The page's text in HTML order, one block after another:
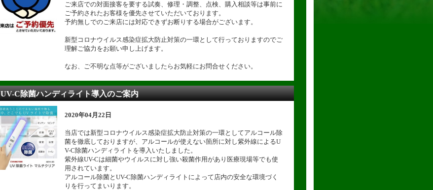
ご来店での対面接客を要する試奏、修理・調整、点検、購入相談等は事前に
ご予約されたお客様を優先させていただいております。
予約無しでのご来店には対応できずお断りする場合がございます。
新型コロナウイルス感染症拡大防止対策の一環として行っておりますのでご
理解ご協力をお願い申し上げます。
なお、ご不明な点等がございましたらお気軽にお問合せください。
UV-C除菌ハンディライト導入のご案内
2020年04月22日
当店では新型コロナウイルス感染症拡大防止対策の一環としてアルコール除
菌を徹底しておりますが、アルコールが使えない箇所に対し紫外線によるU
V-C除菌ハンディライトを導入いたしました。
紫外線UV-Cは細菌やウイルスに対し強い殺菌作用があり医療現場等でも使
用されています。
アルコール除菌とUV-C除菌ハンディライトによって店内の安全な環境づく
りを行ってまいります。